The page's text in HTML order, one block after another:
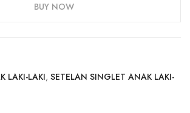
BUY NOW
LAKI-LAKI, SETELAN SINGLET ANAK LAKI-